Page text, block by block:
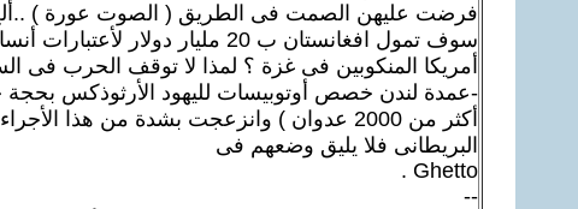
فرضت عليهن الصمت فى الطريق ( الصوت عورة )
سوف تمول افغانستان ب 20 مليار دولار
أمريكا المنكوبين فى غزة ؟ لمذا لا توقف الحرب فى
-عمدة لندن خصص أوتوبيسات لليهود الأرثوذكس بحجة
أكثر من 2000 عدوان ) وانزعجت بشدة من هذا
البريطانى فلا يليق وضعهم فى
Ghetto .
--